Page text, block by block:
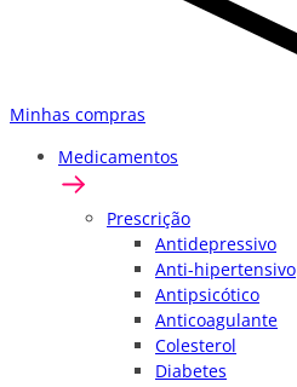
Minhas compras
Medicamentos
Prescrição
Antidepressivo
Anti-hipertensivo
Antipsicótico
Anticoagulante
Colesterol
Diabetes